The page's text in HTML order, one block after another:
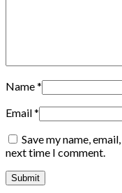
Name*
Email*
Save my name,
next time I comment.